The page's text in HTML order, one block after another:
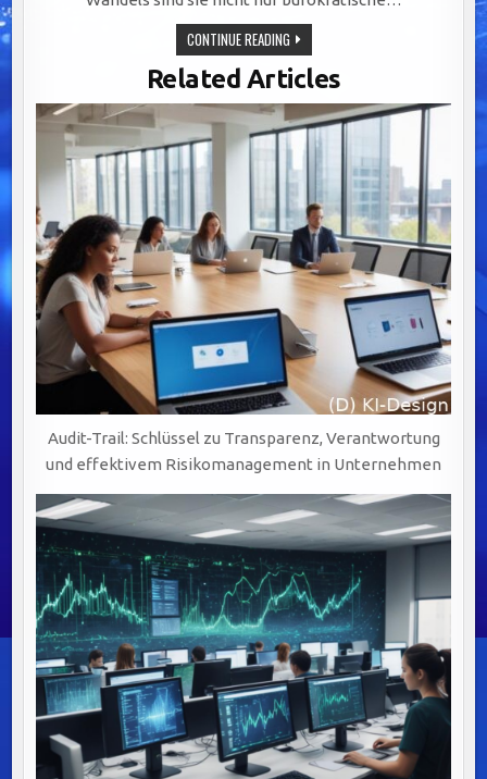
CONTINUE READINGOPTIMIERUNG
VON
GENEHMIGUNGSPROZESSEN:
BALANCE
ZWISCHEN
INNOVATION
UND
ÖFFENTLICHER
SICHERHEIT.
Related Articles
Audit-Trail: Schlüssel zu Transparenz, Verantwortung
und effektivem Risikomanagement in Unternehmen